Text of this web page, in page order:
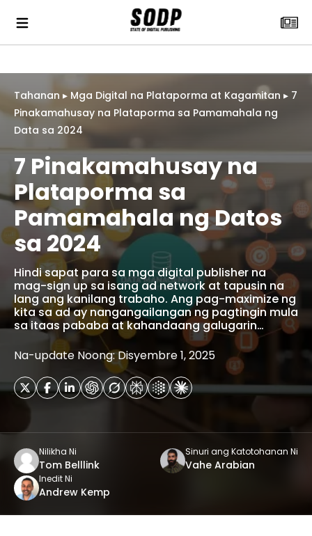
Tahanan ▸ Mga Digital na Plataporma at Kagamitan ▸ 7
Pinakamahusay na Plataporma sa Pamamahala ng
Data sa 2024
7 Pinakamahusay na
Plataporma sa
Pamamahala ng Datos
sa 2024
Hindi sapat para sa mga digital publisher na
mag-sign up sa isang ad network at tapusin na
lang ang kanilang trabaho. Ang pag-maximize ng
kita sa ad ay nangangailangan ng pagtingin mula
sa itaas pababa at kahandaang galugarin…
Na-update Noong: Disyembre 1, 2025
Nilikha Ni
Tom Belllink
Sinuri ang Katotohanan Ni
Vahe Arabian
Inedit Ni
Andrew Kemp